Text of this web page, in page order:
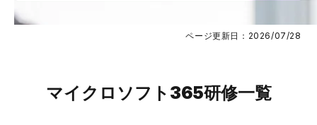
ページ更新日：2026/07/28
マイクロソフト365研修一覧